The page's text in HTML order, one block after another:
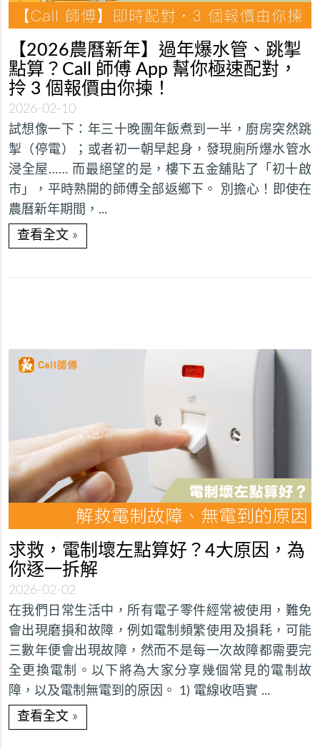
【2026農曆新年】過年爆水管、跳掣
點算？Call 師傅 App 幫你極速配對，
拎 3 個報價由你揀！
2026-02-10
試想像一下：年三十晚團年飯煮到一半，廚房突然跳
掣（停電）；或者初一朝早起身，發現廁所爆水管水
浸全屋…… 而最絕望的是，樓下五金舖貼了「初十啟
市」，平時熟開的師傅全部返鄉下。 別擔心！即使在
農曆新年期間，...
查看全文 »
求救，電制壞左點算好？4大原因，為
你逐一拆解
2026-02-02
在我們日常生活中，所有電子零件經常被使用，難免
會出現磨損和故障，例如電制頻繁使用及損耗，可能
三數年便會出現故障，然而不是每一次故障都需要完
全更換電制。以下將為大家分享幾個常見的電制故
障，以及電制無電到的原因。 1) 電線收唔實 ...
查看全文 »